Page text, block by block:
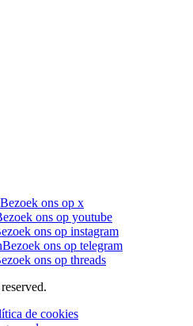
Bezoek ons op x
ons op youtube
ons op instagram
Bezoek ons op telegram
ons op threads
de cookies